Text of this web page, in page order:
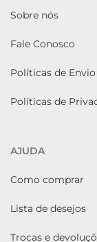
Sobre nós
Fale Conosco
Políticas de Envio
Políticas de
AJUDA
Como comprar
Lista de desejos
Trocas e